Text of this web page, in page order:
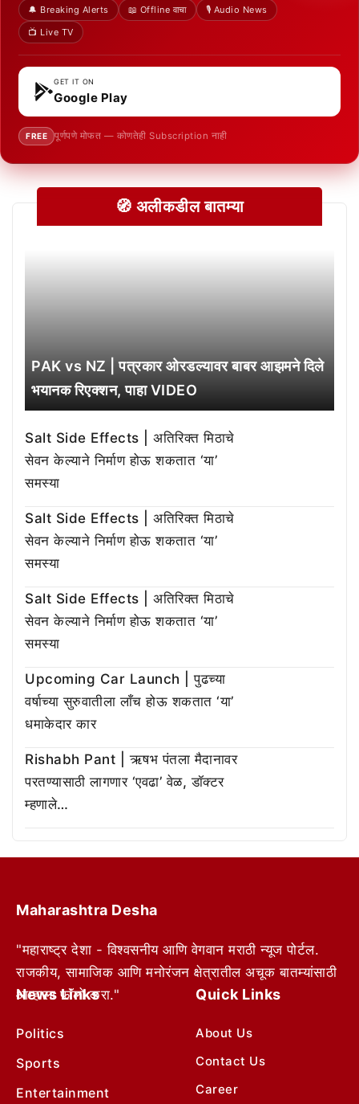
🔔 Breaking Alerts 📖 Offline वाचा
🎙️ Audio News
📺 Live TV
GET IT ON
Google Play
FREE पूर्णपणे मोफत — कोणतेही Subscription नाही
🧭 अलीकडील बातम्या
PAK vs NZ | पत्रकार ओरडल्यावर बाबर आझमने दिले
भयानक रिएक्शन, पाहा VIDEO
Salt Side Effects | अतिरिक्त मिठाचे
सेवन केल्याने निर्माण होऊ शकतात ‘या’
समस्या
Salt Side Effects | अतिरिक्त मिठाचे
सेवन केल्याने निर्माण होऊ शकतात ‘या’
समस्या
Salt Side Effects | अतिरिक्त मिठाचे
सेवन केल्याने निर्माण होऊ शकतात ‘या’
समस्या
Upcoming Car Launch | पुढच्या
वर्षाच्या सुरुवातीला लाँच होऊ शकतात ‘या’
धमाकेदार कार
Rishabh Pant | ऋषभ पंतला मैदानावर
परतण्यासाठी लागणार ‘एवढा’ वेळ, डॉक्टर
म्हणाले…
Maharashtra Desha
"महाराष्ट्र देशा - विश्वसनीय आणि वेगवान मराठी न्यूज पोर्टल.
राजकीय, सामाजिक आणि मनोरंजन क्षेत्रातील अचूक बातम्यांसाठी
आम्हाला फॉलो करा."
News Links
Politics
Sports
Entertainment
Quick Links
About Us
Contact Us
Career